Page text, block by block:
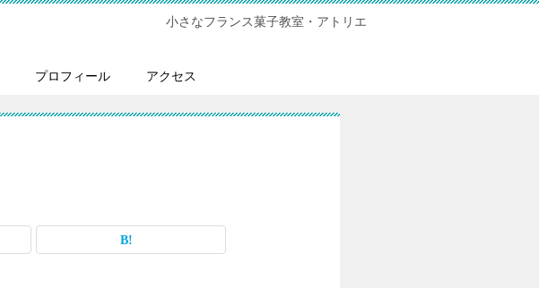
小さなフランス菓子教室・アトリエ
プロフィール アクセス